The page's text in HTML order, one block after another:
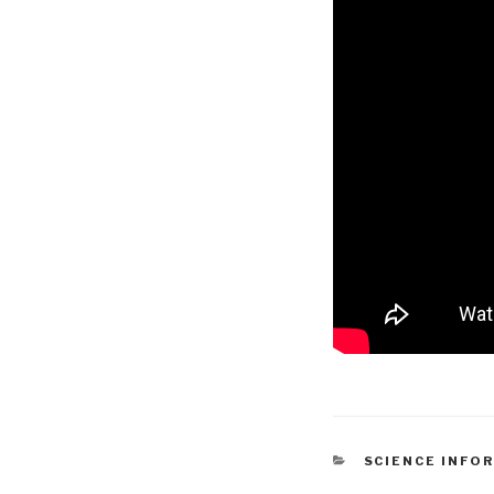
CATÉGORIES
SCIENCE